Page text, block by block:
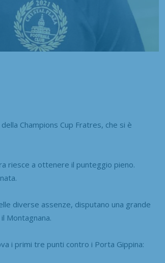
Champions Cup Fratres, che si è
riesce a ottenere il punteggio pieno.
diverse assenze, disputano una grande
Montagnana.
i primi tre punti contro i Porta Gippina: